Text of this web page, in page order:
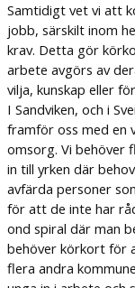
Samtidigt vet vi att
jobb, särskilt inom
krav. Detta gör
arbete avgörs av
vilja, kunskap eller
I Sandviken, och i
framför oss med en
omsorg. Vi behöver
in till yrken där
avfärda personer
för att de inte har
ond spiral där man
behöver körkort för
flera andra